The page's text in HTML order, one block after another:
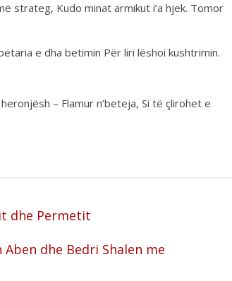
strateg, Kudo minat armikut i’a hjek. Tomor
e dha betimin Për liri lëshoi kushtrimin.
– Flamur n’beteja, Si të çlirohet e
dhe Permetit
dhe Bedri Shalen me